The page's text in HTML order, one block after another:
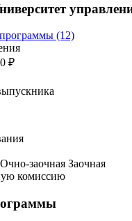
(12)
₽
Очно-заочная Заочная
комиссию